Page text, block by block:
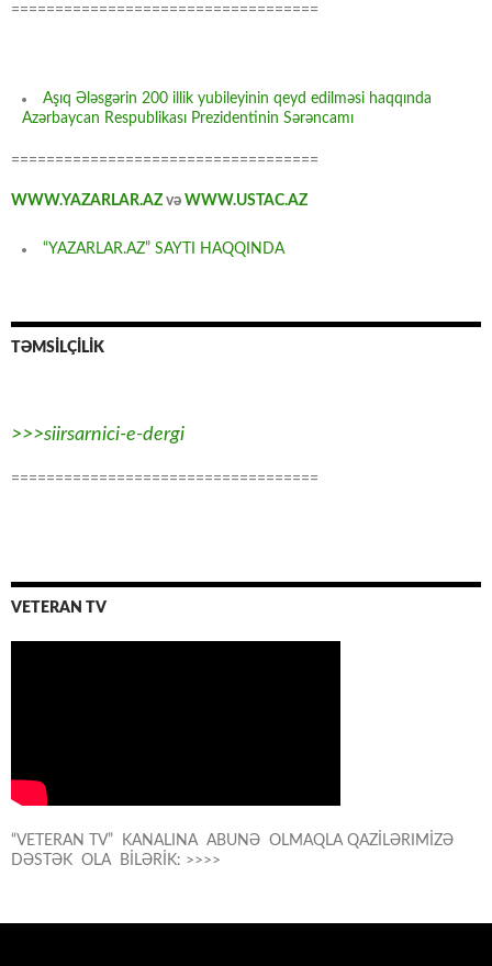
===================================
Aşıq Ələsgərin 200 illik yubileyinin qeyd edilməsi haqqında
Azərbaycan Respublikası Prezidentinin Sərəncamı
===================================
WWW.YAZARLAR.AZ və WWW.USTAC.AZ
“YAZARLAR.AZ” SAYTI HAQQINDA
TƏMSİLÇİLİK
>>>siirsarnici-e-dergi
===================================
VETERAN TV
“VETERAN TV” KANALINA ABUNƏ OLMAQLA QAZİLƏRIMİZƏ
DƏSTƏK OLA BİLƏRİK: >>>>